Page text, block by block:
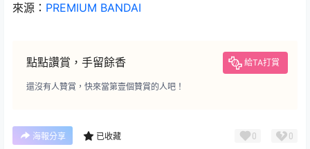
來源： PREMIUM BANDAI
點點讚賞，手留餘香 給TA打賞
還沒有人贊賞，快來當第壹個贊賞的人吧！
海報分享 已收藏 0 0